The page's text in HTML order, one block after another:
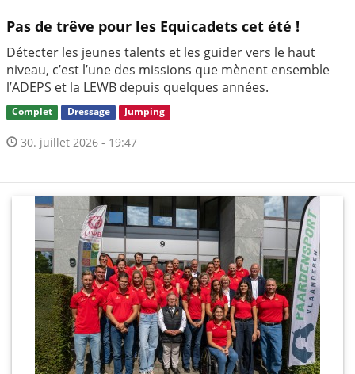
Pas de trêve pour les Equicadets cet été !
Détecter les jeunes talents et les guider vers le haut
niveau, c’est l’une des missions que mènent ensemble
l’ADEPS et la LEWB depuis quelques années.
Complet Dressage Jumping
30. juillet 2026 - 19:47